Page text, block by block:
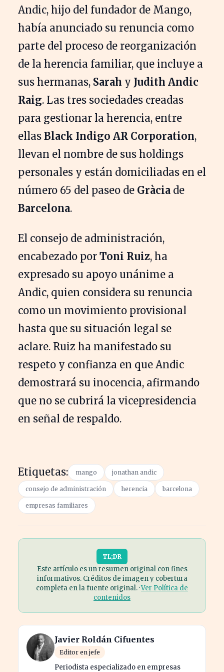
Andic, hijo del fundador de Mango,
había anunciado su renuncia como
parte del proceso de reorganización
de la herencia familiar, que incluye a
sus hermanas, Sarah y Judith Andic
Raig. Las tres sociedades creadas
para gestionar la herencia, entre
ellas Black Indigo AR Corporation,
llevan el nombre de sus holdings
personales y están domiciliadas en el
número 65 del paseo de Gràcia de
Barcelona.
El consejo de administración,
encabezado por Toni Ruiz, ha
expresado su apoyo unánime a
Andic, quien considera su renuncia
como un movimiento provisional
hasta que su situación legal se
aclare. Ruiz ha manifestado su
respeto y confianza en que Andic
demostrará su inocencia, afirmando
que no se cubrirá la vicepresidencia
en señal de respaldo.
Etiquetas: mango jonathan andic
consejo de administración herencia barcelona
empresas familiares
TL;DR
Este artículo es un resumen original con fines
informativos. Créditos de imagen y cobertura
completa en la fuente original. ·Ver Política de
contenidos
Javier Roldán Cifuentes
Editor en jefe
Periodista especializado en empresas